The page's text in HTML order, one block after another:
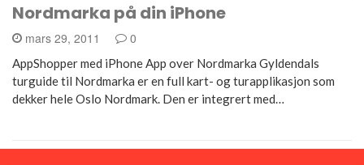
Nordmarka på din iPhone
mars 29, 2011 0
AppShopper med iPhone App over Nordmarka Gyldendals
turguide til Nordmarka er en full kart- og turapplikasjon som
dekker hele Oslo Nordmark. Den er integrert med…